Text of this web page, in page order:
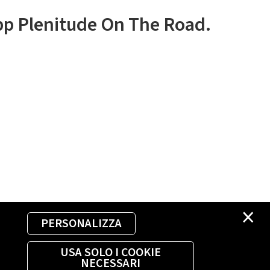
×
PERSONALIZZA
USA SOLO I COOKIE
NECESSARI
Plenitude On The Road.